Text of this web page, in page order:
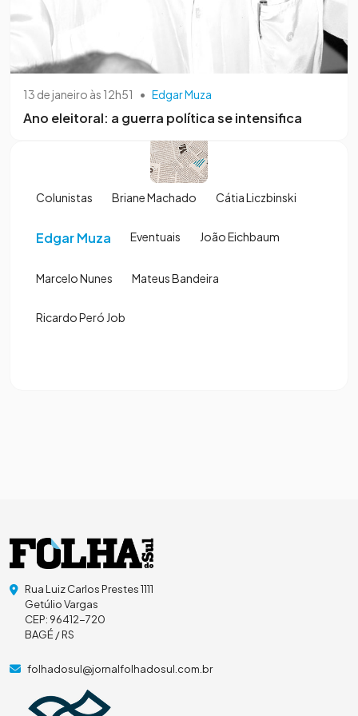
13 de janeiro às 12h51 • Edgar Muza
Ano eleitoral: a guerra política se intensifica
Colunistas Briane Machado Cátia Liczbinski
Edgar Muza Eventuais João Eichbaum
Marcelo Nunes Mateus Bandeira
Ricardo Peró Job
Rua Luiz Carlos Prestes 1111
Getúlio Vargas
CEP: 96412-720
BAGÉ / RS
folhadosul@jornalfolhadosul.com.br